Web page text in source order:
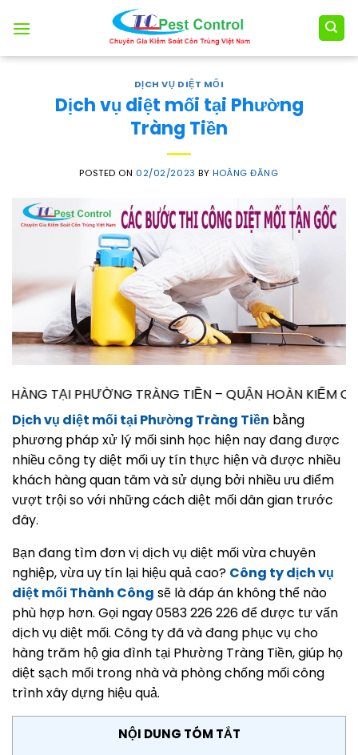
DỊCH VỤ DIỆT MỐI
Dịch vụ diệt mối tại Phường
Tràng Tiền
POSTED ON 02/02/2023 BY HOÀNG ĐĂNG
TRÀNG TIỀN – QUẬN HOÀN KIẾM CẦN TƯ VẤN
Dịch vụ diệt mối tại Phường Tràng Tiền bằng
phương pháp xử lý mối sinh học hiện nay đang được
nhiều công ty diệt mối uy tín thực hiện và được nhiều
khách hàng quan tâm và sử dụng bởi nhiều ưu điểm
vượt trội so với những cách diệt mối dân gian trước
đây.
Bạn đang tìm đơn vị dịch vụ diệt mối vừa chuyên
nghiệp, vừa uy tín lại hiệu quả cao? Công ty dịch vụ
diệt mối Thành Công sẽ là đáp án không thể nào
phù hợp hơn. Gọi ngay 0583 226 226 để được tư vấn
dịch vụ diệt mối. Công ty đã và đang phục vụ cho
hàng trăm hộ gia đình tại Phường Tràng Tiền, giúp họ
diệt sạch mối trong nhà và phòng chống mối công
trình xây dựng hiệu quả.
NỘI DUNG TÓM TẮT